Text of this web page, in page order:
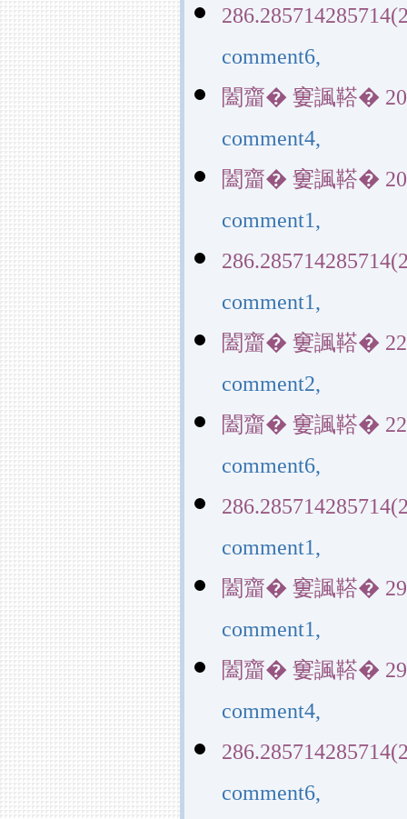
comment6,
闔齏� 窶諷鞳�
comment4,
闔齏� 窶諷鞳�
comment1,
comment1,
闔齏� 窶諷鞳�
comment2,
闔齏� 窶諷鞳�
comment6,
comment1,
闔齏� 窶諷鞳�
comment1,
闔齏� 窶諷鞳�
comment4,
comment6,